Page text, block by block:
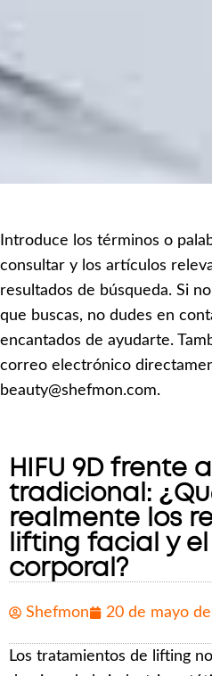
Introduce los términos o
consultar y los artículos
resultados de búsqueda. Si
que buscas, no dudes en
encantados de ayudarte.
correo electrónico
beauty@shefmon.com.
HIFU 9D frente
tradicional:
realmente los
lifting facial y
corporal?
Shefmon 20 de mayo
Los tratamientos de lifting